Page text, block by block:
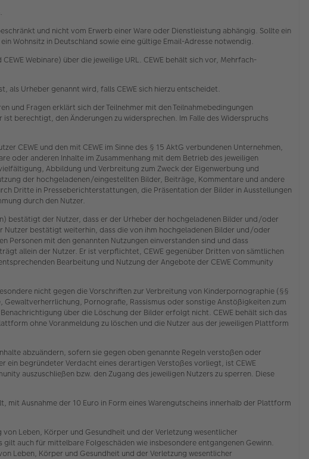
und nicht vom Erwerb einer Ware oder Dienstleistung abhängig. Sollte ein
Wohnsitz in Deutschland sowie eine gültige Email-Adresse notwendig.
Webinare) über die jeweilige URL. CEWE behält sich vor, Mehrfach-
als Urheber genannt wird, falls CEWE sich hierzu entscheidet.
und Fragen erklärt sich der Teilnehmer mit den Teilnahmebedingungen
berechtigt, den Änderungen zu widersprechen. Im Falle des Widerspruchs
CEWE und den mit CEWE im Sinne des § 15 AktG verbundenen Unternehmen,
oder anderen Inhalte im Zusammenhang mit dem Betrieb des jeweiligen
Abbildung und Verbreitung zum Zweck der Eigenwerbung und
der hochgeladenen/eingestellten Bilder, Beiträge, Kommentare und andere
Dritte in Presseberichterstattungen, die Präsentation der Bilder in Ausstellungen
durch den Nutzer.
bestätigt der Nutzer, dass er der Urheber der hochgeladenen Bilder und/oder
bestätigt weiterhin, dass die von ihm hochgeladenen Bilder und/oder
mit den genannten Nutzungen einverstanden sind und dass
allein der Nutzer. Er ist verpflichtet, CEWE gegenüber Dritten von sämtlichen
Bearbeitung und Nutzung der Angebote der CEWE Community
nicht gegen die Vorschriften zur Verbreitung von Kinderpornographie (§§
Pornografie, Rassismus oder sonstige Anstößigkeiten zum
über die Löschung der Bilder erfolgt nicht. CEWE behält sich das
ohne Voranmeldung zu löschen und die Nutzer aus der jeweiligen Plattform
abzuändern, sofern sie gegen oben genannte Regeln verstoßen oder
ein begründeter Verdacht eines derartigen Verstoßes vorliegt, ist CEWE
auszuschließen bzw. den Zugang des jeweiligen Nutzers zu sperren. Diese
Ausnahme der 10 Euro in Form eines Warengutscheins innerhalb der Plattform
Leben, Körper und Gesundheit und der Verletzung wesentlicher
auch für mittelbare Folgeschäden wie insbesondere entgangenen Gewinn.
Leben, Körper und Gesundheit und der Verletzung wesentlicher